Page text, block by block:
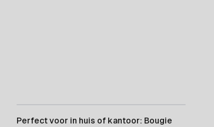
Perfect voor in huis of kantoor: Bougie